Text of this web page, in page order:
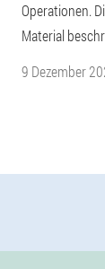
Operationen.
Material
9 Dezember